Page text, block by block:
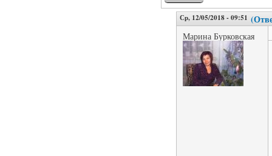
Ср, 12/05/2018 - 09:51
Марина Бурковская